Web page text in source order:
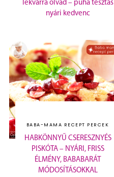
lekvárrá olvad – puha tésztás
nyári kedvenc
BABA-MAMA RECEPT PERCEK
HABKÖNNYŰ CSERESZNYÉS
PISKÓTA – NYÁRI, FRISS
ÉLMÉNY, BABABARÁT
MÓDOSÍTÁSOKKAL